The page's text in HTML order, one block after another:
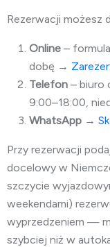
Rezerwacji możesz
Online –
dobę →
Telefon – biuro
9:00–18:00,
WhatsApp →
Przy rezerwacji
docelowy w
szczycie
weekendami)
wyprzedzeniem —
szybciej niż w